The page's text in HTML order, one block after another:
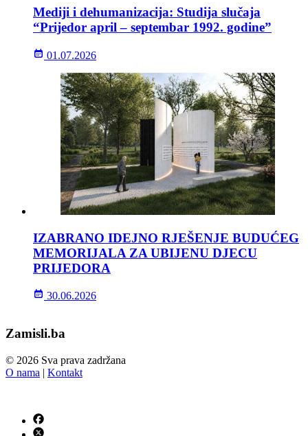
Mediji i dehumanizacija: Studija slučaja
“Prijedor april – septembar 1992. godine”
01.07.2026
IZABRANO IDEJNO RJEŠENJE BUDUĆEG
MEMORIJALA ZA UBIJENU DJECU
PRIJEDORA
30.06.2026
Zamisli.ba
© 2026 Sva prava zadržana
O nama | Kontakt